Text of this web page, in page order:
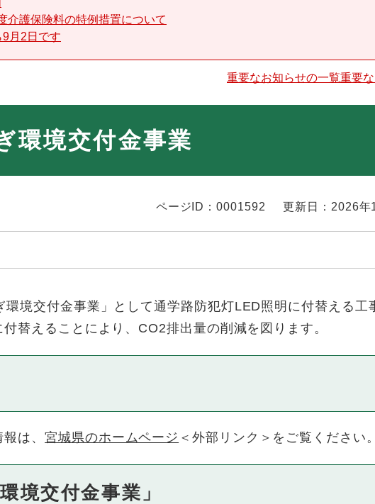
介護保険料の特例措置について
月2日です
重要なお知らせの一覧重要
環境交付金事業
ページID：0001592 更新日：2026年
境交付金事業」として通学路防犯灯LED照明に付替える工
替えることにより、CO2排出量の削減を図ります。
報は、宮城県のホームページ ＜外部リンク＞ をご覧ください。
境交付金事業」